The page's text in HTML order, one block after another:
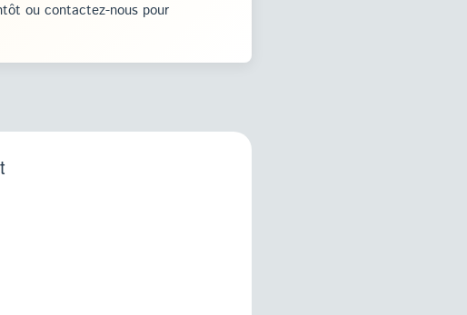
ou contactez-nous pour